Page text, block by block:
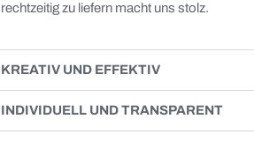
rechtzeitig zu liefern macht uns stolz.
KREATIV UND EFFEKTIV
INDIVIDUELL UND TRANSPARENT